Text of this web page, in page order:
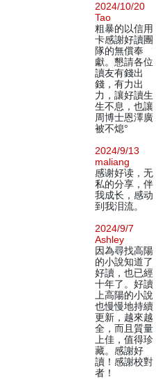
2024/10/20
Tao
粗暴的以信用
卡感謝好讀團
隊的無償奉
獻。懇請各位
讀友有錢出
錢，有力出
力，讓好讀生
生不息，也讓
周博士恩澤廣
被不熄°
2024/9/13
maliang
感谢好读，无
私的分享，伴
我成长，感动
到我泪流。
2024/9/7
Ashley
因為尋找高陽
的小說知道了
好讀，也已經
十年了。好讀
上高陽的小說
也慢慢地持續
更新，越來越
全，而且質量
上佳，值得珍
藏。感謝好
讀！感謝校對
者！